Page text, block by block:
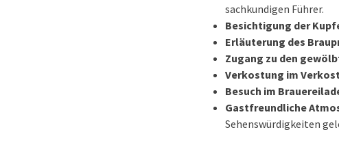
sachkundigen Führer.
Besichtigung der
Erläuterung des
Zugang zu den
Verkostung im
Besuch im
Gastfreundliche
Sehenswürdigkeiten